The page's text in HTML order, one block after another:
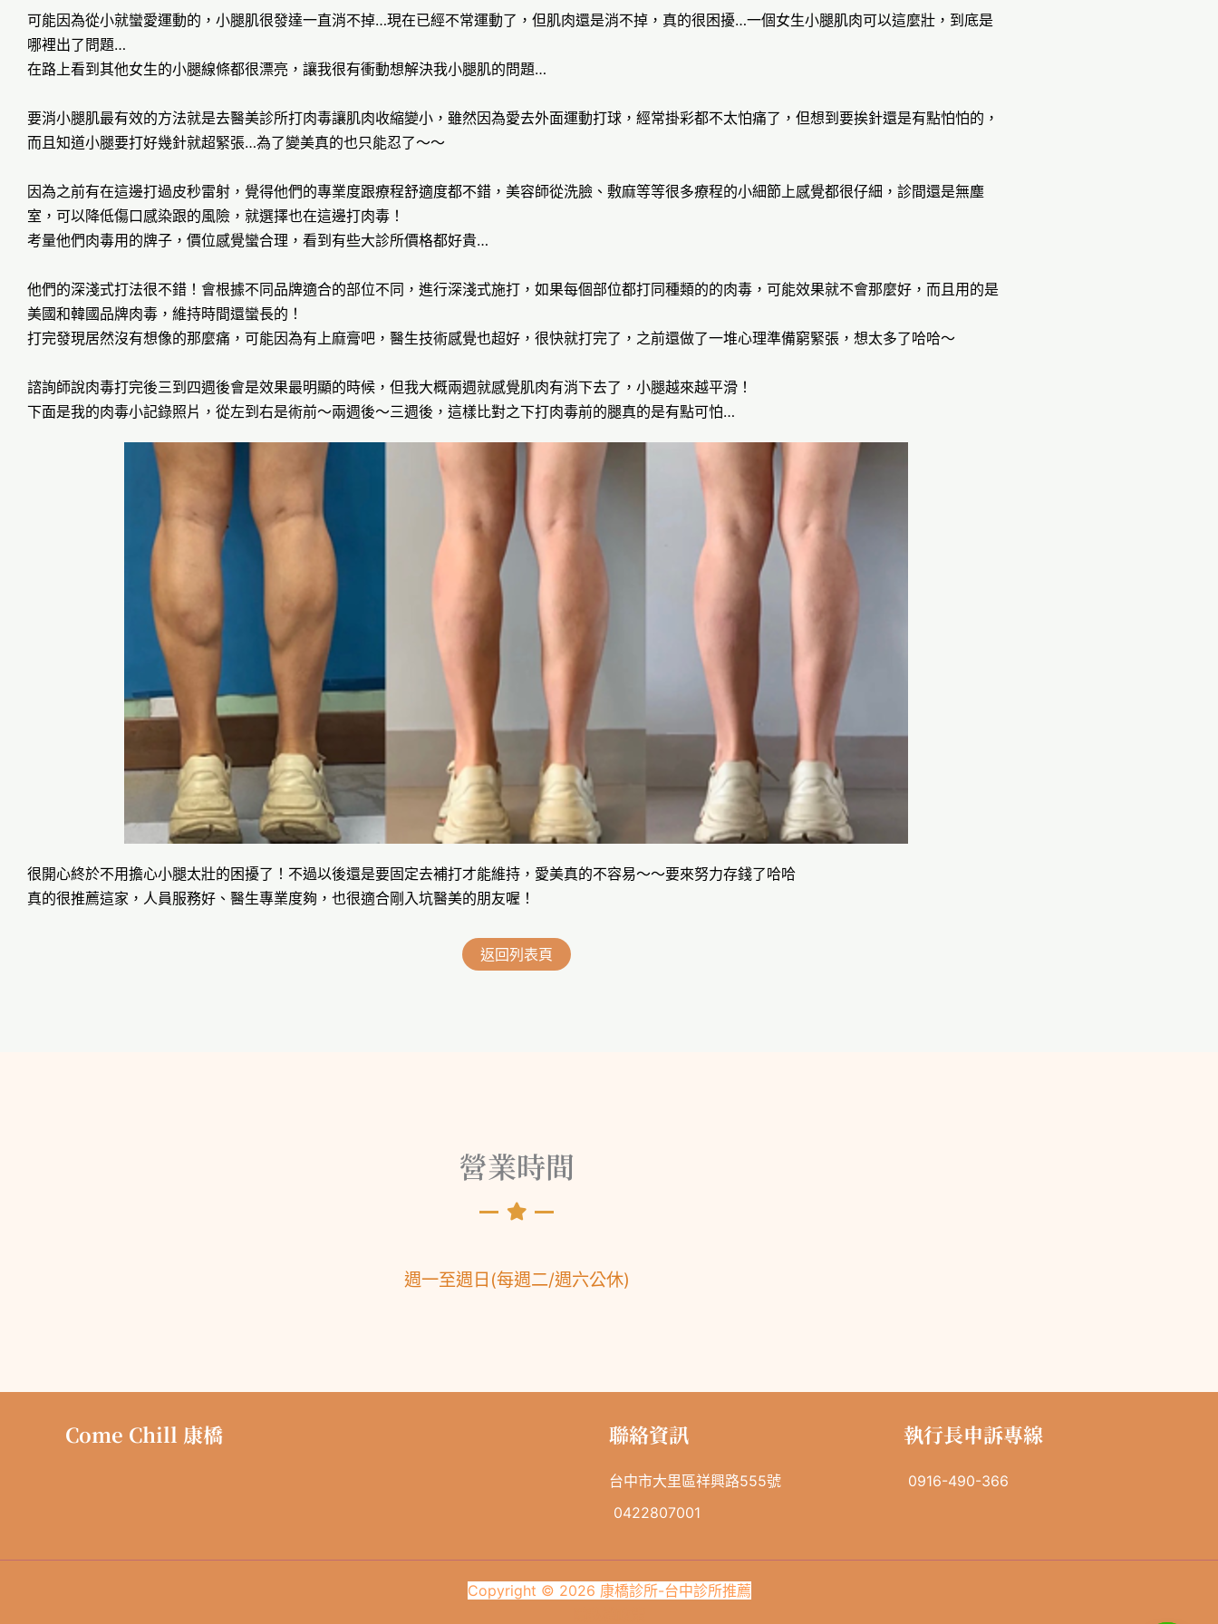
可能因為從小就蠻愛運動的，小腿肌很發達一直消不掉…現在已經不常運動了，但肌肉還是消不掉，真的很困擾…一個女生小腿肌肉可以這麼壯，到底是
哪裡出了問題…
在路上看到其他女生的小腿線條都很漂亮，讓我很有衝動想解決我小腿肌的問題…
要消小腿肌最有效的方法就是去醫美診所打肉毒讓肌肉收縮變小，雖然因為愛去外面運動打球，經常掛彩都不太怕痛了，但想到要挨針還是有點怕怕的，
而且知道小腿要打好幾針就超緊張…為了變美真的也只能忍了～～
因為之前有在這邊打過皮秒雷射，覺得他們的專業度跟療程舒適度都不錯，美容師從洗臉、敷麻等等很多療程的小細節上感覺都很仔細，診間還是無塵
室，可以降低傷口感染跟的風險，就選擇也在這邊打肉毒！
考量他們肉毒用的牌子，價位感覺蠻合理，看到有些大診所價格都好貴…
他們的深淺式打法很不錯！會根據不同品牌適合的部位不同，進行深淺式施打，如果每個部位都打同種類的的肉毒，可能效果就不會那麼好，而且用的是
美國和韓國品牌肉毒，維持時間還蠻長的！
打完發現居然沒有想像的那麼痛，可能因為有上麻膏吧，醫生技術感覺也超好，很快就打完了，之前還做了一堆心理準備窮緊張，想太多了哈哈～
諮詢師說肉毒打完後三到四週後會是效果最明顯的時候，但我大概兩週就感覺肌肉有消下去了，小腿越來越平滑！
下面是我的肉毒小記錄照片，從左到右是術前～兩週後～三週後，這樣比對之下打肉毒前的腿真的是有點可怕…
很開心終於不用擔心小腿太壯的困擾了！不過以後還是要固定去補打才能維持，愛美真的不容易～～要來努力存錢了哈哈
真的很推薦這家，人員服務好、醫生專業度夠，也很適合剛入坑醫美的朋友喔！
返回列表頁
營業時間
週一至週日 (每週二/週六公休)
Come Chill 康橋 聯絡資訊
台中市大里區祥興路555號
0422807001
執行長申訴專線
0916-490-366
Copyright © 2026 康橋診所-台中診所推薦